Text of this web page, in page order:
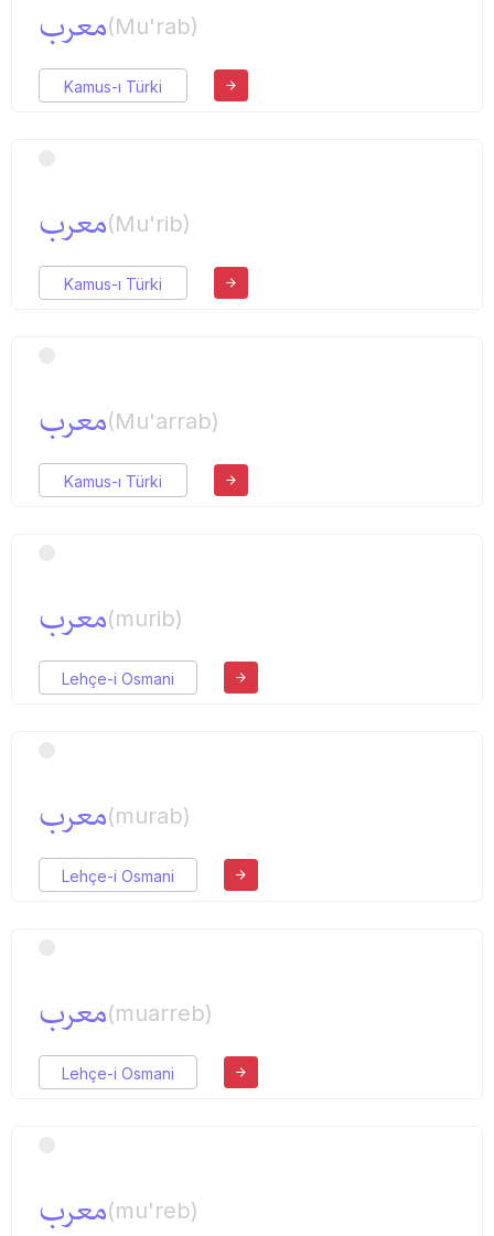
معرب(Mu'rab)
Kamus-ı Türki
معرب(Mu'rib)
Kamus-ı Türki
معرب(Mu'arrab)
Kamus-ı Türki
معرب(murib)
Lehçe-i Osmani
معرب(murab)
Lehçe-i Osmani
معرب(muarreb)
Lehçe-i Osmani
معرب(mu'reb)